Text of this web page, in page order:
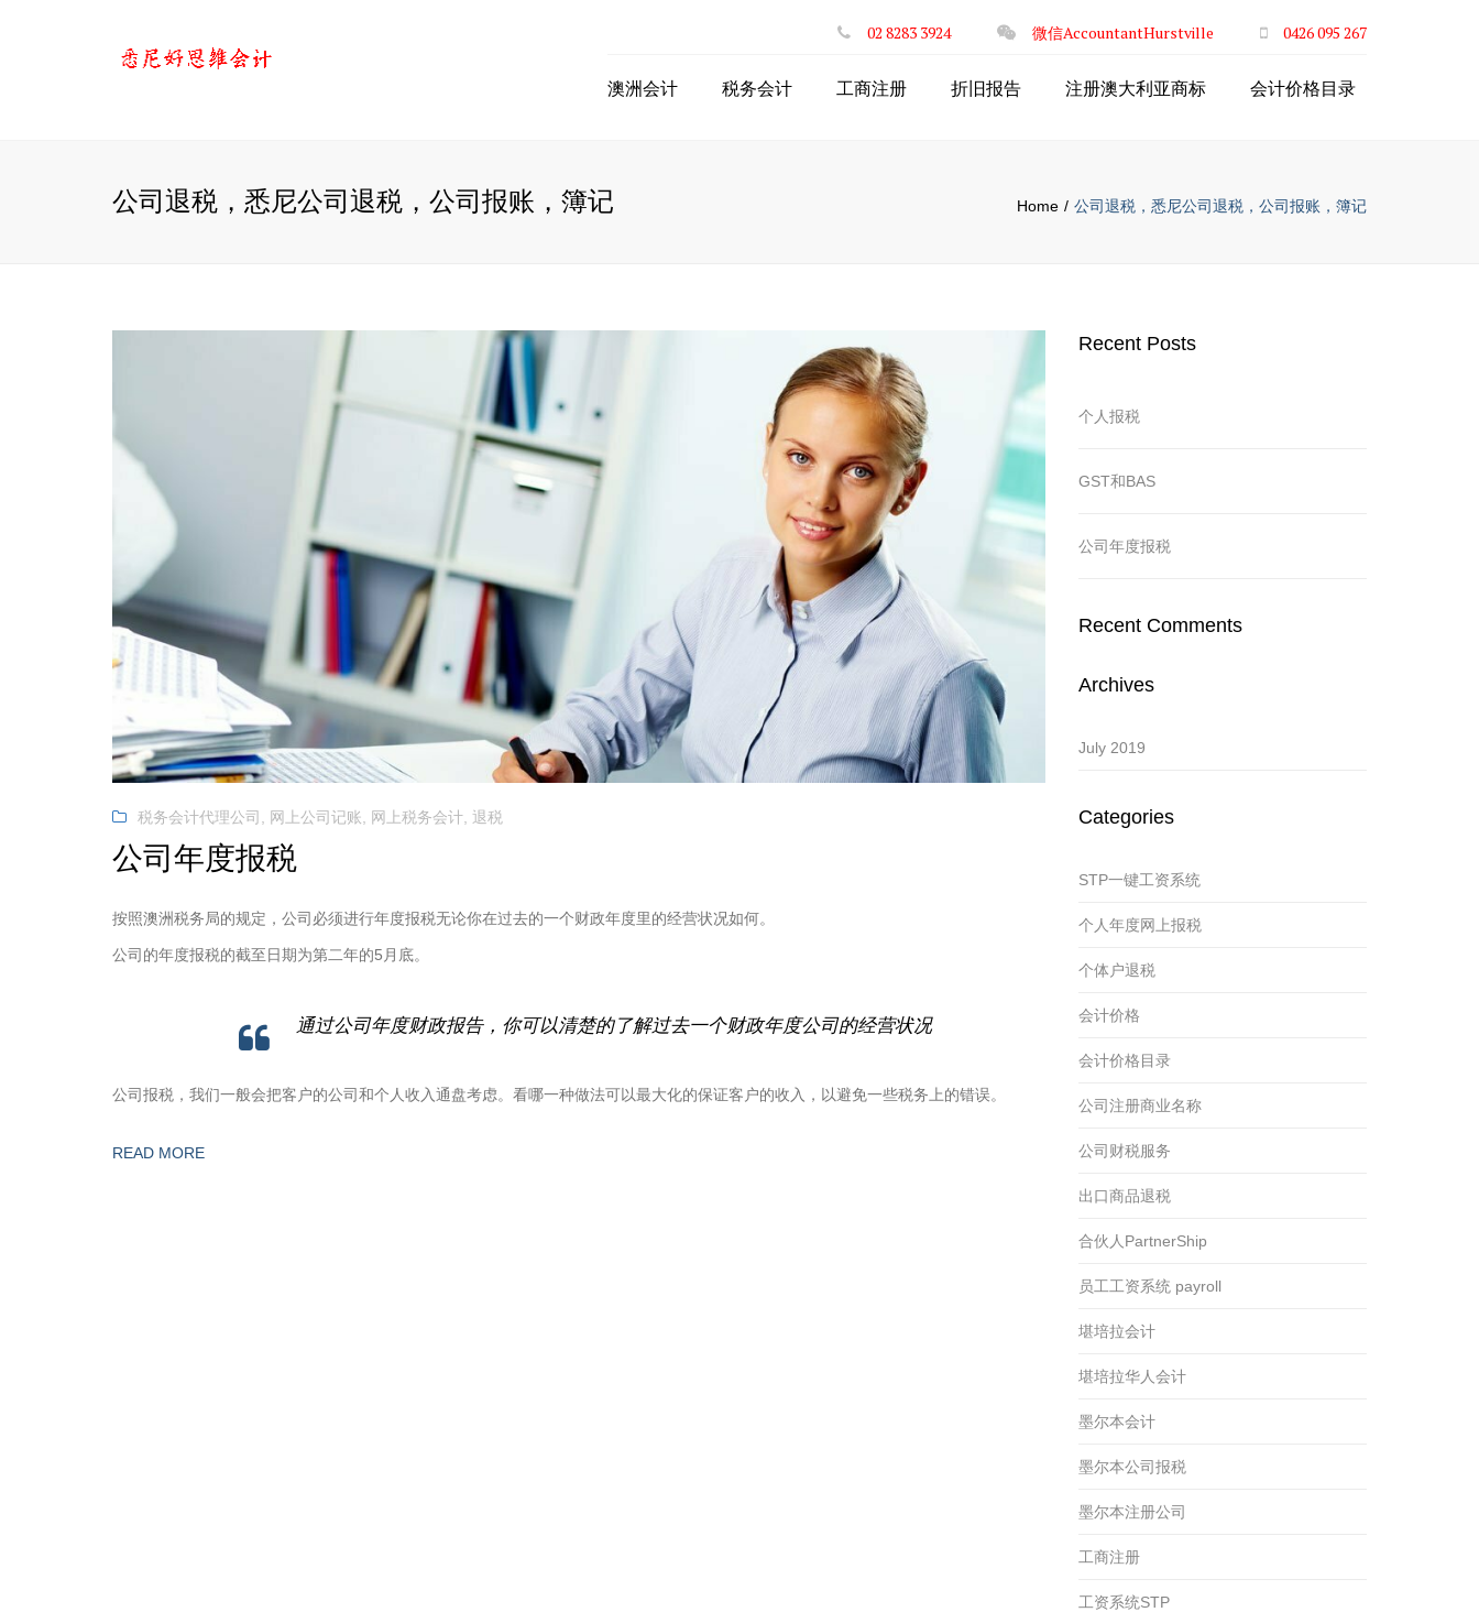
02 8283 3924 微信AccountantHurstville 0426 095 267
澳洲会计 税务会计 工商注册
合伙人PartnerShip
折旧报告 注册澳大利亚商标 会计价格目录
公司退税，悉尼公司退税，公司报账，簿记 Home 公司退税，悉尼公司退税，公司报账，簿记
税务会计代理公司 网上公司记账 网上税务会计 退税
公司年度报税
按照澳洲税务局的规定，公司必须进行年度报税无论你在过去的一个财政年度里的经营状况如何。
公司的年度报税的截至日期为第二年的5月底。
通过公司年度财政报告，你可以清楚的了解过去一个财政年度公司的经营状况
公司报税，我们一般会把客户的公司和个人收入通盘考虑。看哪一种做法可以最大化的保证客户的收入，以避免一些税务上的错误。
READ MORE
Recent Posts
个人报税
GST和BAS
公司年度报税
Recent Comments
Archives
July 2019
Categories
STP一键工资系统
个人年度网上报税
个体户退税
会计价格
会计价格目录
公司注册商业名称
公司财税服务
出口商品退税
合伙人PartnerShip
员工工资系统 payroll
堪培拉会计
堪培拉华人会计
墨尔本会计
墨尔本公司报税
墨尔本注册公司
工商注册
工资系统STP